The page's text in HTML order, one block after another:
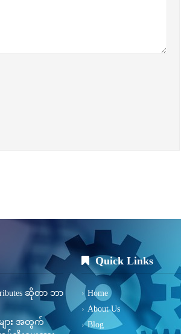
ဆိုတာ ဘာ
များ အတွက်
Quick Links
Home
About Us
Blog